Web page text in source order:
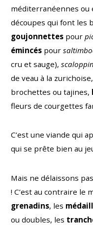
méditerranéennes ou
découpes qui font les
goujonnettes pour
émincés pour
cru et sauge),
de veau à la
brochettes ou tajines,
fleurs de courgettes
C’est une viande qui
qui se prête bien au
Mais ne délaissons
! C’est au contraire le
grenadins, les
ou doubles, les